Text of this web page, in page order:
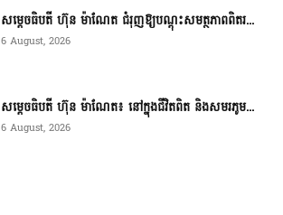
សម្តេចធិបតី ហ៊ុន ម៉ាណែត ជំរុញឱ្យបណ្តុះសមត្ថភាពពិតរ...
6 August, 2026
សម្តេចធិបតី ហ៊ុន ម៉ាណែត៖ នៅក្នុងជីវិតពិត និងសមរភូម...
6 August, 2026